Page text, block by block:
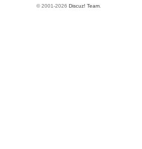
© 2001-2026 Discuz! Team